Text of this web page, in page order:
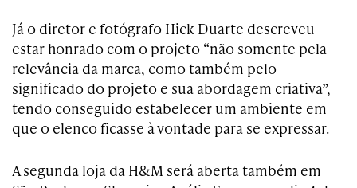
Já o diretor e fotógrafo Hick Duarte descreveu
estar honrado com o projeto “não somente pela
relevância da marca, como também pelo
significado do projeto e sua abordagem criativa”,
tendo conseguido estabelecer um ambiente em
que o elenco ficasse à vontade para se expressar.
A segunda loja da H&M será aberta também em